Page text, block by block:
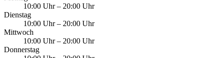
10:00 Uhr– 20:00 Uhr
Dienstag
10:00 Uhr– 20:00 Uhr
Mittwoch
10:00 Uhr– 20:00 Uhr
Donnerstag